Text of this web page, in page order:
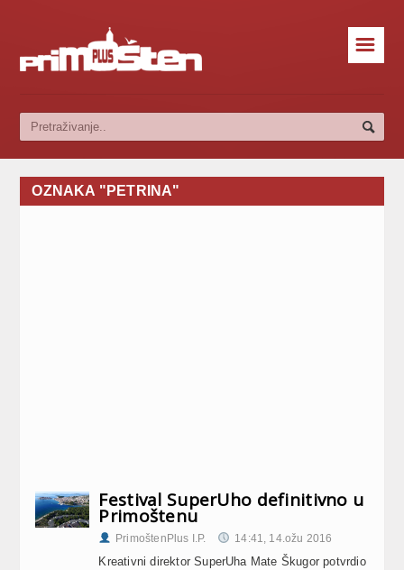
☰
OZNAKA "PETRINA"
Festival SuperUho definitivno u
Primoštenu
PrimoštenPlus I.P. 14:41, 14.ožu 2016
Kreativni direktor SuperUha Mate Škugor potvrdio